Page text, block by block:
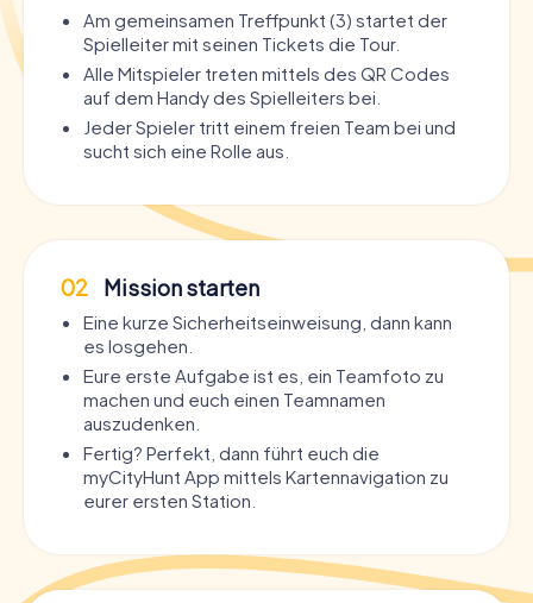
Am gemeinsamen Treffpunkt (3) startet der
Spielleiter mit seinen Tickets die Tour.
Alle Mitspieler treten mittels des QR Codes
auf dem Handy des Spielleiters bei.
Jeder Spieler tritt einem freien Team bei und
sucht sich eine Rolle aus.
02 Mission starten
Eine kurze Sicherheitseinweisung, dann kann
es losgehen.
Eure erste Aufgabe ist es, ein Teamfoto zu
machen und euch einen Teamnamen
auszudenken.
Fertig? Perfekt, dann führt euch die
myCityHunt App mittels Kartennavigation zu
eurer ersten Station.